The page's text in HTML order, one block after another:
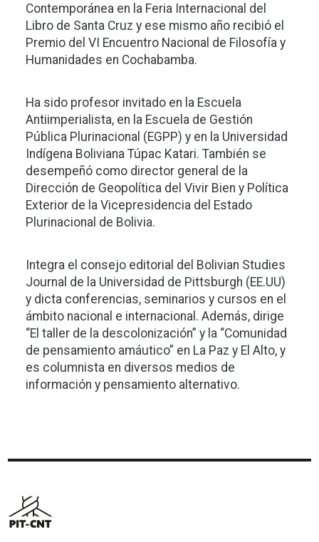
Contemporánea en la Feria Internacional del
Libro de Santa Cruz y ese mismo año recibió el
Premio del VI Encuentro Nacional de Filosofía y
Humanidades en Cochabamba.
Ha sido profesor invitado en la Escuela
Antiimperialista, en la Escuela de Gestión
Pública Plurinacional (EGPP) y en la Universidad
Indígena Boliviana Túpac Katari. También se
desempeñó como director general de la
Dirección de Geopolítica del Vivir Bien y Política
Exterior de la Vicepresidencia del Estado
Plurinacional de Bolivia.
Integra el consejo editorial del Bolivian Studies
Journal de la Universidad de Pittsburgh (EE.UU)
y dicta conferencias, seminarios y cursos en el
ámbito nacional e internacional. Además, dirige
“El taller de la descolonización” y la “Comunidad
de pensamiento amáutico” en La Paz y El Alto, y
es columnista en diversos medios de
información y pensamiento alternativo.